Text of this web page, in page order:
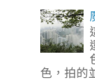
色，拍的